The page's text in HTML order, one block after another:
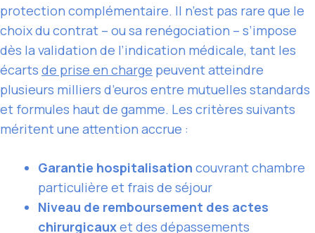
protection complémentaire. Il n’est pas rare que le
choix du contrat – ou sa renégociation – s’impose
dès la validation de l’indication médicale, tant les
écarts de prise en charge peuvent atteindre
plusieurs milliers d’euros entre mutuelles standards
et formules haut de gamme. Les critères suivants
méritent une attention accrue :
Garantie hospitalisation couvrant chambre
particulière et frais de séjour
Niveau de remboursement des actes
chirurgicauxet des dépassements